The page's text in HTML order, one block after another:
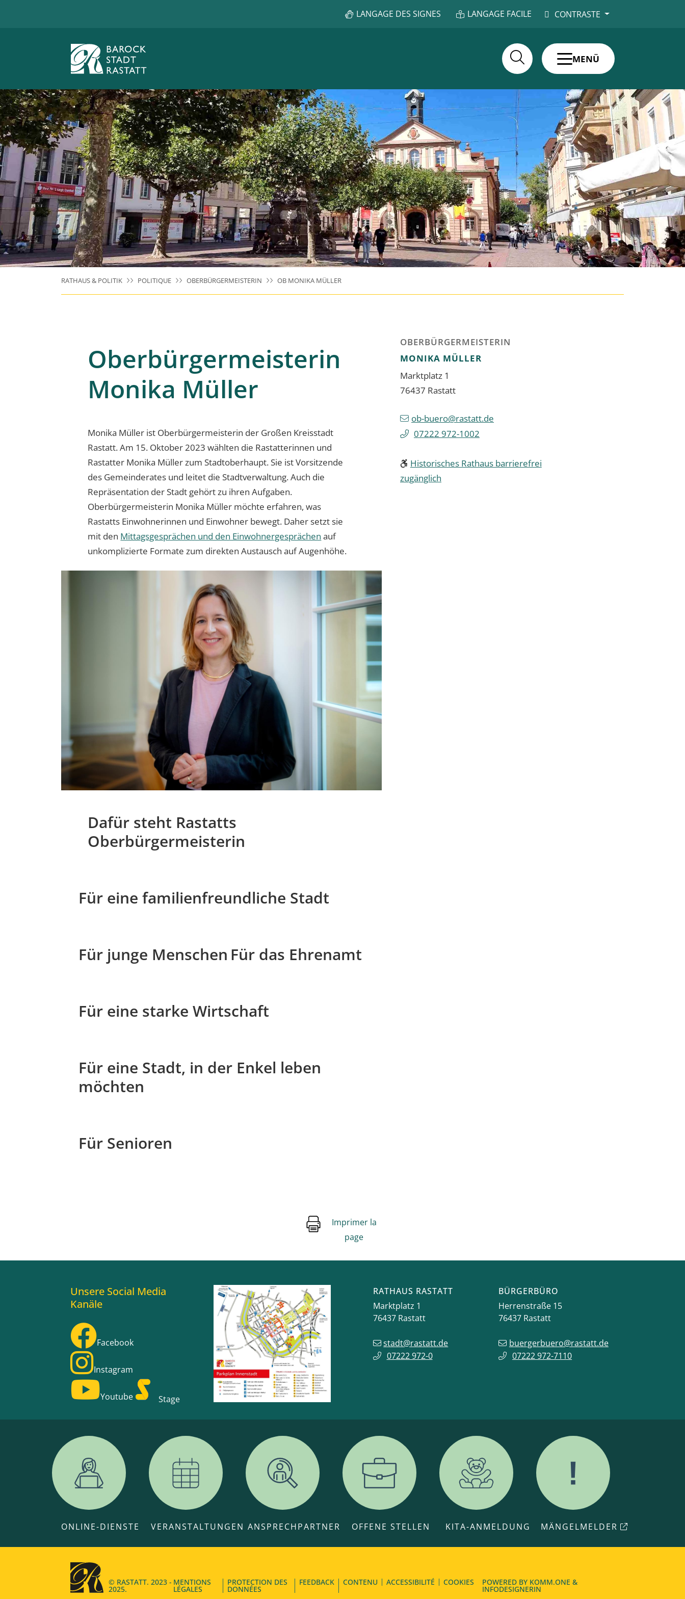
LANGAGE DES SIGNES LANGAGE FACILE CONTRASTE
MENÜ
RATHAUS & POLITIK POLITIQUE OBERBÜRGERMEISTERIN OB MONIKA MÜLLER
Oberbürgermeisterin
Monika Müller
Monika Müller ist Oberbürgermeisterin der Großen Kreisstadt
Rastatt. Am 15. Oktober 2023 wählten die Rastatterinnen und
Rastatter Monika Müller zum Stadtoberhaupt. Sie ist Vorsitzende
des Gemeinderates und leitet die Stadtverwaltung. Auch die
Repräsentation der Stadt gehört zu ihren Aufgaben.
Oberbürgermeisterin Monika Müller möchte erfahren, was
Rastatts Einwohnerinnen und Einwohner bewegt. Daher setzt sie
mit den Mittagsgesprächen und den Einwohnergesprächen auf
unkomplizierte Formate zum direkten Austausch auf Augenhöhe.
Dafür steht Rastatts
Oberbürgermeisterin
Für eine familienfreundliche Stadt
Für junge Menschen Für das Ehrenamt
Für eine starke Wirtschaft
Für eine Stadt, in der Enkel leben
möchten
Für Senioren
OBERBÜRGERMEISTERIN
MONIKA MÜLLER
Marktplatz 1
76437 Rastatt
ob-buero@rastatt.de
07222 972-1002
Historisches Rathaus barrierefrei
zugänglich
Imprimer la
page
Unsere Social Media
Kanäle
Facebook
Instagram
Youtube Stage
RATHAUS RASTATT
Marktplatz 1
76437 Rastatt
stadt@rastatt.de
07222 972-0
BÜRGERBÜRO
Herrenstraße 15
76437 Rastatt
buergerbuero@rastatt.de
07222 972-7110
ONLINE-DIENSTE VERANSTALTUNGEN ANSPRECHPARTNER OFFENE STELLEN KITA-ANMELDUNG MÄNGELMELDER
© RASTATT. 2023 -
2025.
MENTIONS
LÉGALES
PROTECTION DES
DONNÉES
FEEDBACK CONTENU ACCESSIBILITÉ COOKIES POWERED BY KOMM.ONE &
INFODESIGNERIN